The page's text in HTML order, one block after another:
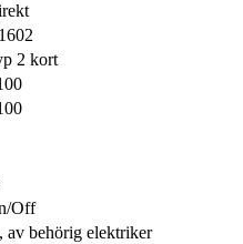
2 kort
Off
av behörig elektriker